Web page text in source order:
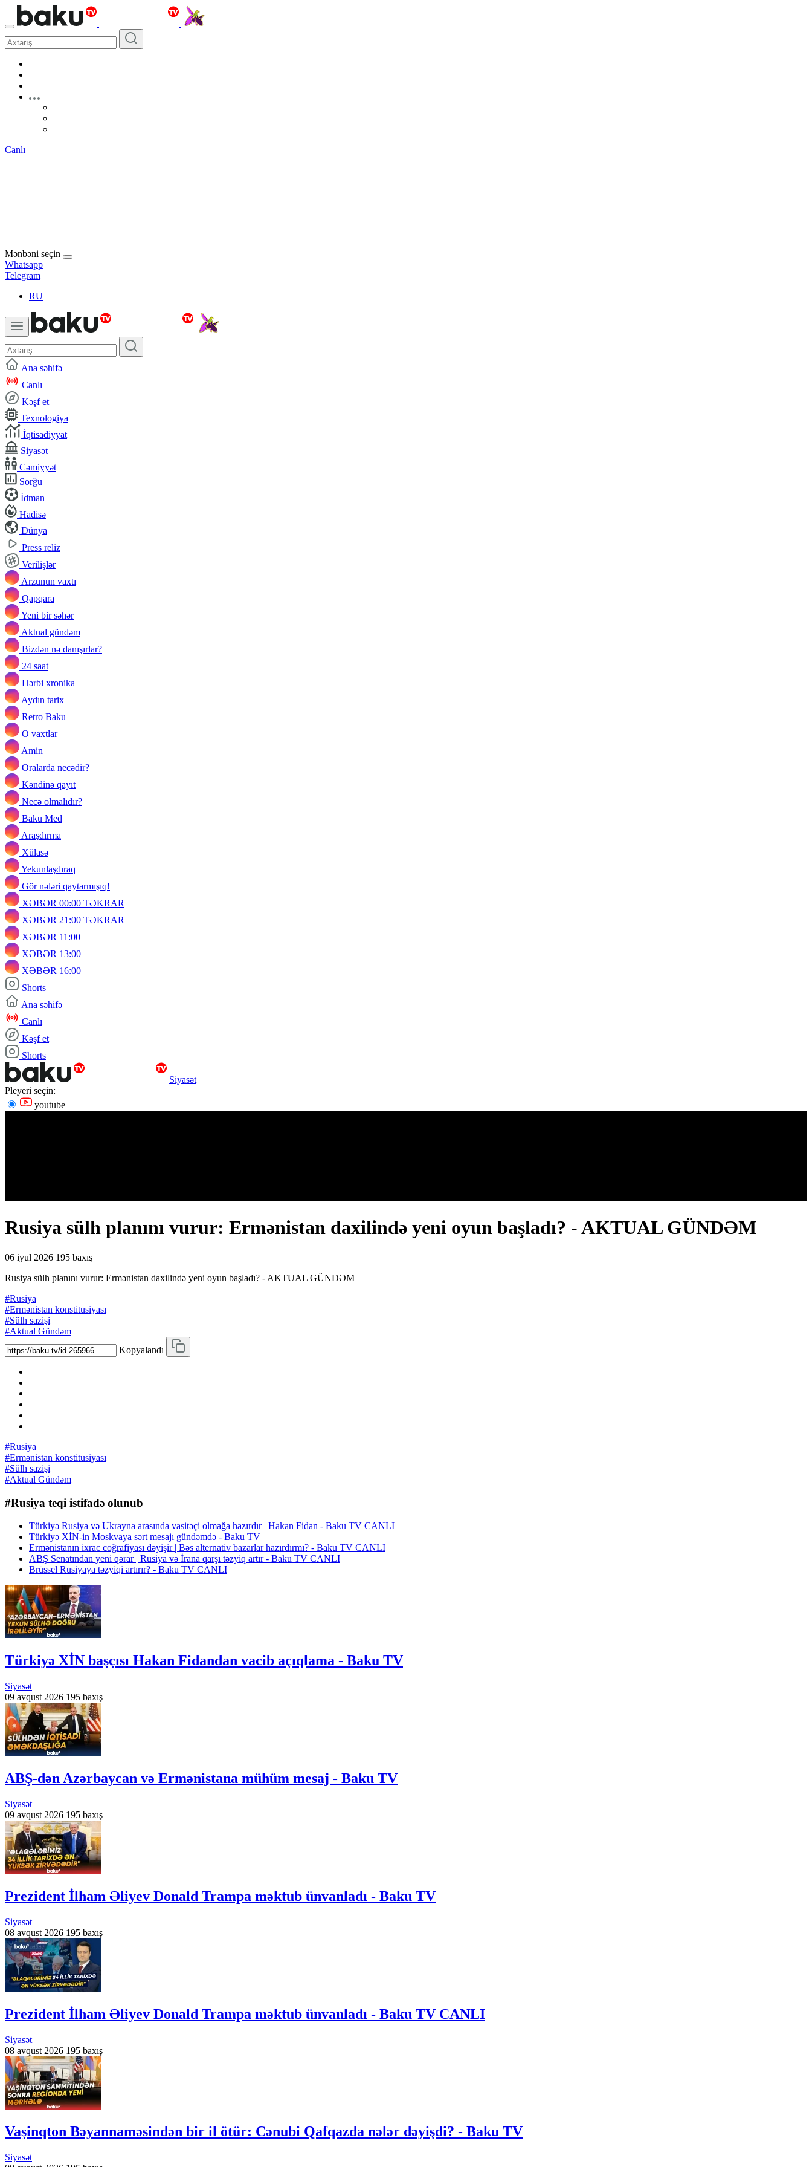
Canlı
Mənbəni seçin
Whatsapp
Telegram
RU
Ana səhifə
Canlı
Kəşf et
Texnologiya
İqtisadiyyat
Siyasət
Cəmiyyət
Sorğu
İdman
Hadisə
Dünya
Press reliz
Verilişlər
Arzunun vaxtı
Qapqara
Yeni bir səhər
Aktual gündəm
Bizdən nə danışırlar?
24 saat
Hərbi xronika
Aydın tarix
Retro Baku
O vaxtlar
Amin
Oralarda necədir?
Kəndinə qayıt
Necə olmalıdır?
Baku Med
Araşdırma
Xülasə
Yekunlaşdıraq
Gör nələri qaytarmışıq!
XƏBƏR 00:00 TƏKRAR
XƏBƏR 21:00 TƏKRAR
XƏBƏR 11:00
XƏBƏR 13:00
XƏBƏR 16:00
Shorts
Ana səhifə
Canlı
Kəşf et
Shorts
Siyasət
Pleyeri seçin:
youtube
Rusiya sülh planını vurur: Ermənistan daxilində yeni oyun başladı? - AKTUAL GÜNDƏM
06 iyul 2026 195 baxış
Rusiya sülh planını vurur: Ermənistan daxilində yeni oyun başladı? - AKTUAL GÜNDƏM
#Rusiya
#Ermənistan konstitusiyası
#Sülh sazişi
#Aktual Gündəm
Kopyalandı
#Rusiya
#Ermənistan konstitusiyası
#Sülh sazişi
#Aktual Gündəm
#Rusiya teqi istifadə olunub
Türkiyə Rusiya və Ukrayna arasında vasitəçi olmağa hazırdır | Hakan Fidan - Baku TV CANLI
Türkiyə XİN-in Moskvaya sərt mesajı gündəmdə - Baku TV
Ermənistanın ixrac coğrafiyası dəyişir | Bəs alternativ bazarlar hazırdırmı? - Baku TV CANLI
ABŞ Senatından yeni qərar | Rusiya və İrana qarşı təzyiq artır - Baku TV CANLI
Brüssel Rusiyaya təzyiqi artırır? - Baku TV CANLI
Türkiyə XİN başçısı Hakan Fidandan vacib açıqlama - Baku TV
Siyasət
09 avqust 2026 195 baxış
ABŞ-dən Azərbaycan və Ermənistana mühüm mesaj - Baku TV
Siyasət
09 avqust 2026 195 baxış
Prezident İlham Əliyev Donald Trampa məktub ünvanladı - Baku TV
Siyasət
08 avqust 2026 195 baxış
Prezident İlham Əliyev Donald Trampa məktub ünvanladı - Baku TV CANLI
Siyasət
08 avqust 2026 195 baxış
Vaşinqton Bəyannaməsindən bir il ötür: Cənubi Qafqazda nələr dəyişdi? - Baku TV
Siyasət